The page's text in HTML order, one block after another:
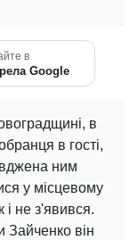
в
Google
в
в гості,
ним
у місцевому
і не з'явився.
Зайченко він